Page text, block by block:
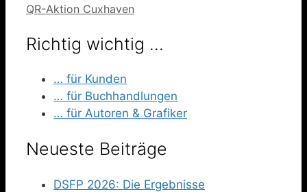
QR-Aktion Cuxhaven
Richtig wichtig …
… für Kunden
… für Buchhandlungen
… für Autoren & Grafiker
Neueste Beiträge
DSFP 2026: Die Ergebnisse